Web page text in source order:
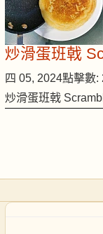
炒滑蛋班戟
四 05, 2024點擊數:
炒滑蛋班戟